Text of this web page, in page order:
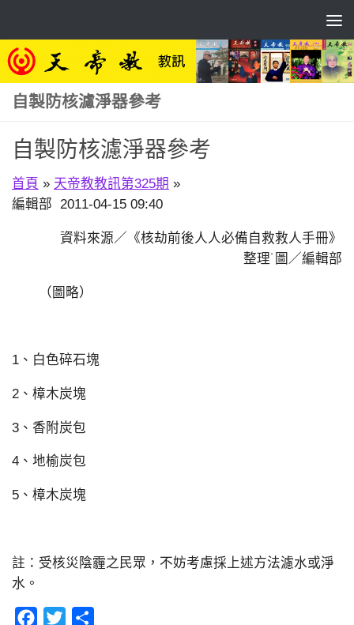
自製防核濾淨器參考
自製防核濾淨器參考
首頁 » 天帝教教訊第325期 »
編輯部 2011-04-15 09:40
資料來源／《核劫前後人人必備自救救人手冊》
整理˙圖／編輯部
（圖略）
1、白色碎石塊
2、樟木炭塊
3、香附炭包
4、地榆炭包
5、樟木炭塊
註：受核災陰霾之民眾，不妨考慮採上述方法濾水或淨
水。
Facebook
Twitter